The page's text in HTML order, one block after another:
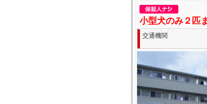
小型犬のみ２匹
交通機関